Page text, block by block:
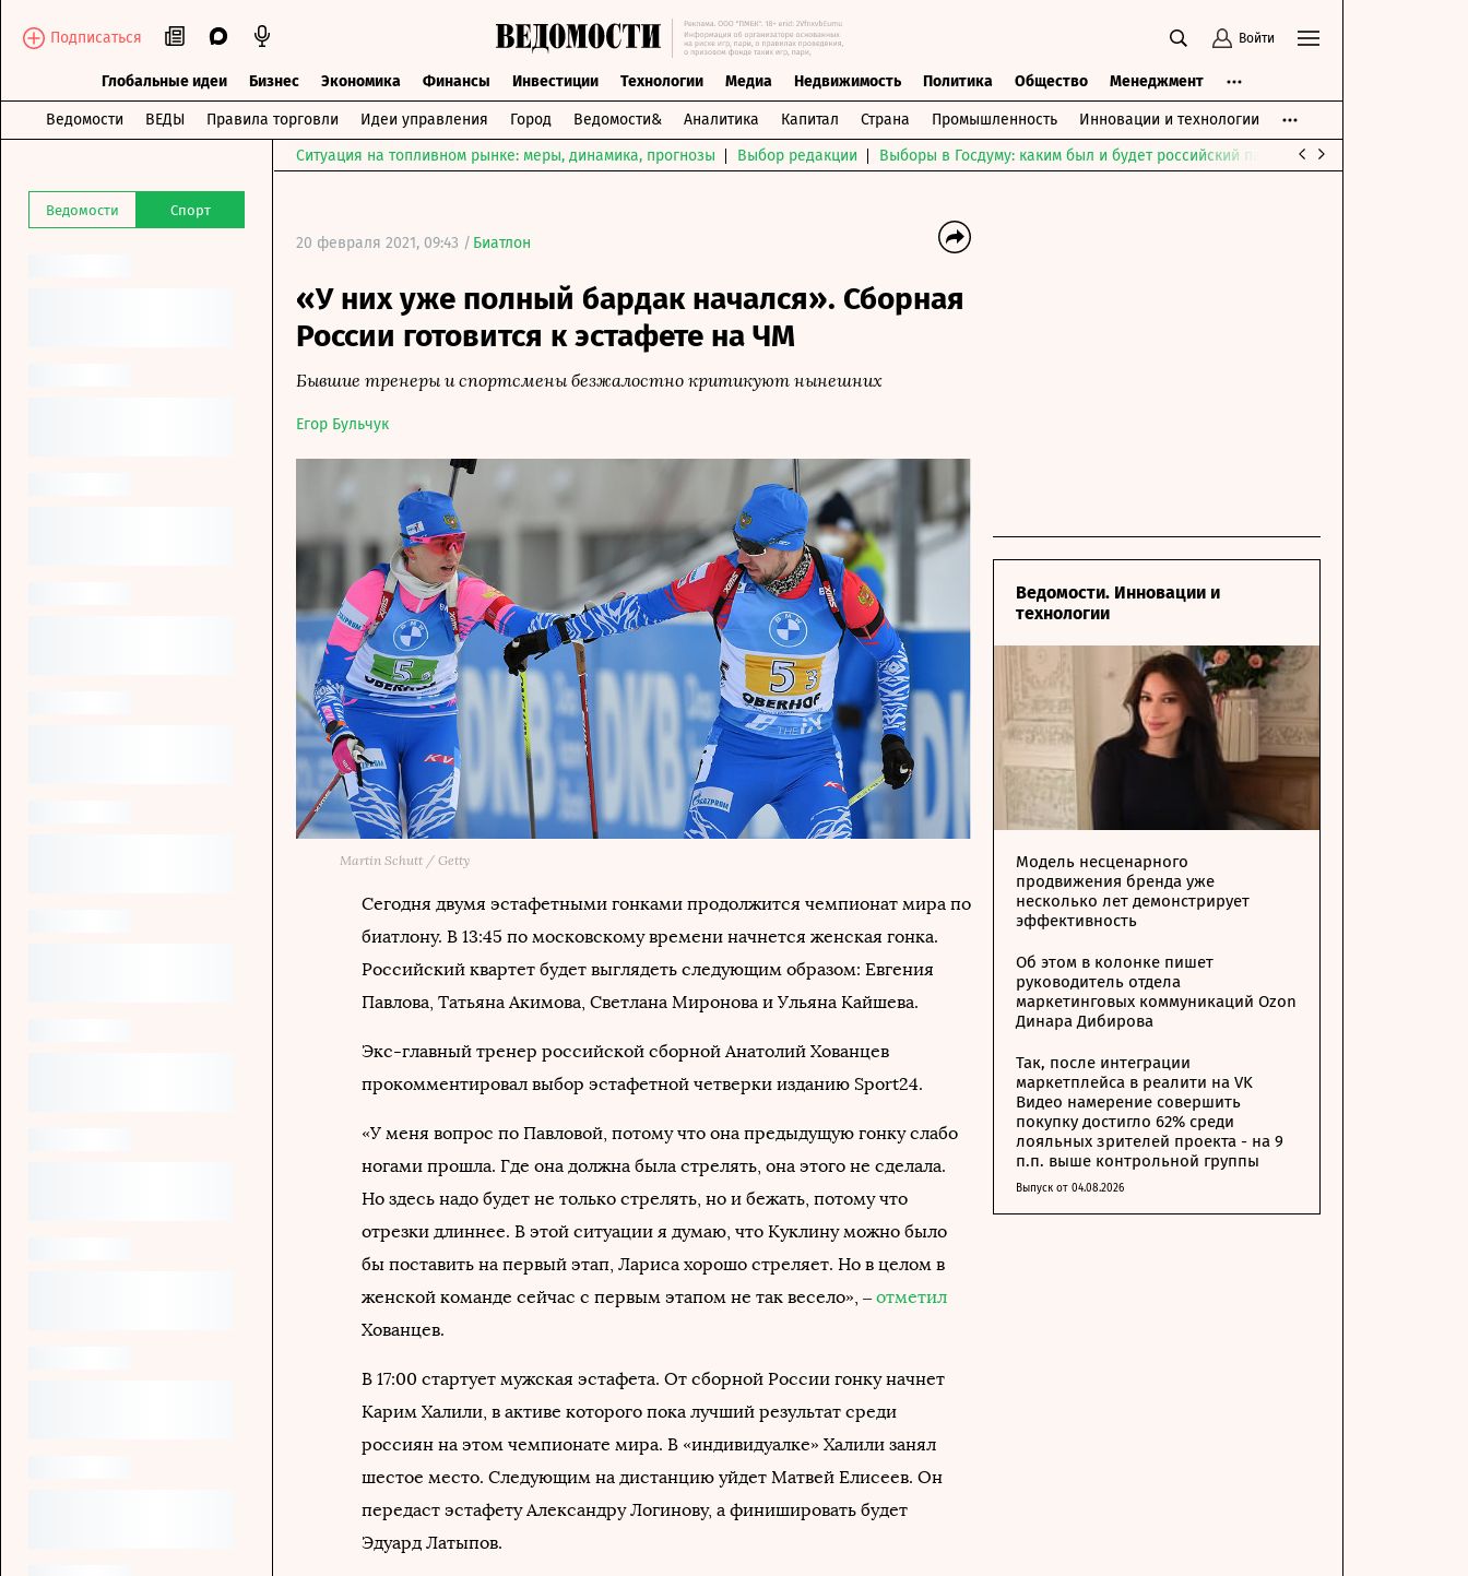
Подписаться Войти
Глобальные идеи Бизнес Экономика Финансы Инвестиции Технологии Медиа Недвижимость Политика Общество Менеджмент
Ведомости ВЕДЫ Правила торговли Идеи управления Город Ведомости& Аналитика Капитал Страна Промышленность Инновации и технологии
Ведомости Спорт
Ситуация на топливном рынке: меры, динамика, прогнозы Выбор редакции Выборы в Госдуму: каким был и будет российский парламент
20 февраля 2021, 09:43 / Биатлон
«У них уже полный бардак начался». Сборная
России готовится к эстафете на ЧМ
Бывшие тренеры и спортсмены безжалостно критикуют нынешних
Егор Бульчук
Martin Schutt / Getty
Сегодня двумя эстафетными гонками продолжится чемпионат мира по
биатлону. В 13:45 по московскому времени начнется женская гонка.
Российский квартет будет выглядеть следующим образом: Евгения
Павлова, Татьяна Акимова, Светлана Миронова и Ульяна Кайшева.
Экс-главный тренер российской сборной Анатолий Хованцев
прокомментировал выбор эстафетной четверки изданию Sport24.
«У меня вопрос по Павловой, потому что она предыдущую гонку слабо
ногами прошла. Где она должна была стрелять, она этого не сделала.
Но здесь надо будет не только стрелять, но и бежать, потому что
отрезки длиннее. В этой ситуации я думаю, что Куклину можно было
бы поставить на первый этап, Лариса хорошо стреляет. Но в целом в
женской команде сейчас с первым этапом не так весело», – отметил
Хованцев.
В 17:00 стартует мужская эстафета. От сборной России гонку начнет
Карим Халили, в активе которого пока лучший результат среди
россиян на этом чемпионате мира. В «индивидуалке» Халили занял
шестое место. Следующим на дистанцию уйдет Матвей Елисеев. Он
передаст эстафету Александру Логинову, а финишировать будет
Эдуард Латыпов.
Ведомости. Инновации и
технологии
Модель несценарного
продвижения бренда уже
несколько лет демонстрирует
эффективность
Об этом в колонке пишет
руководитель отдела
маркетинговых коммуникаций Ozon
Динара Дибирова
Так, после интеграции
маркетплейса в реалити на VK
Видео намерение совершить
покупку достигло 62% среди
лояльных зрителей проекта - на 9
п.п. выше контрольной группы
Выпуск от 04.08.2026